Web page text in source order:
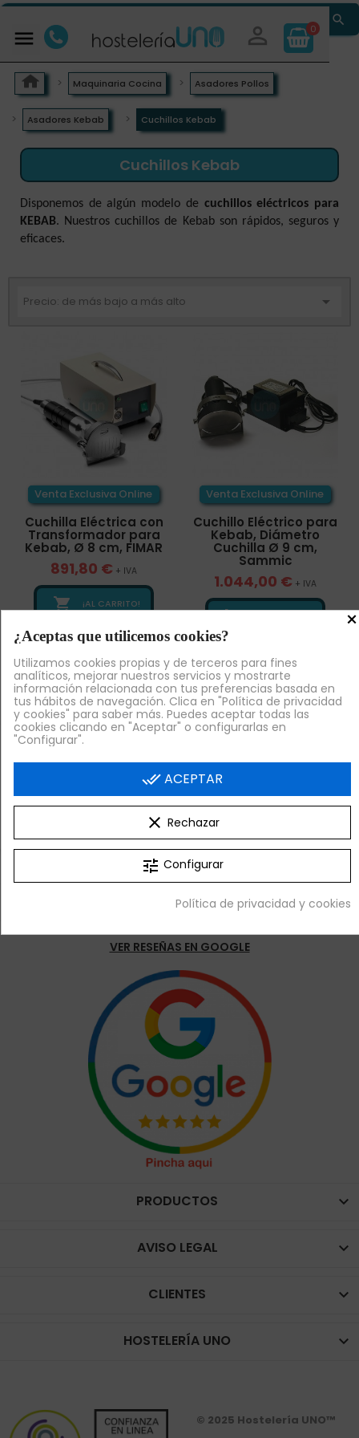
  0

Maquinaria Cocina Asadores Pollos
Asadores Kebab Cuchillos Kebab
Cuchillos Kebab
Disponemos de algún modelo de cuchillos eléctricos para
KEBAB. Nuestros cuchillos de Kebab son rápidos, seguros y
eficaces.
Precio: de más bajo a más alto 
Venta Exclusiva Online
Cuchilla Eléctrica con
Transformador para
Kebab, Ø 8 cm, FIMAR
891,80 € + IVA
 ¡AL CARRITO!
Venta Exclusiva Online
Cuchillo Eléctrico para
Kebab, Diámetro
Cuchilla Ø 9 cm,
Sammic
1.044,00 € + IVA

Volver arriba
Nuestras Landings
LLÁMANOS 
VER RESEÑAS EN GOOGLE
PRODUCTOS 
AVISO LEGAL 
CLIENTES 
HOSTELERÍA UNO 
© 2025 Hostelería UNO™
×
¿Aceptas que utilicemos cookies?
Utilizamos cookies propias y de terceros para fines
analíticos, mejorar nuestros servicios y mostrarte
información relacionada con tus preferencias basada en
tus hábitos de navegación. Clica en "Política de privacidad
y cookies" para saber más. Puedes aceptar todas las
cookies clicando en "Aceptar" o configurarlas en
"Configurar".
done_all ACEPTAR
clear Rechazar
tune Configurar
Política de privacidad y cookies